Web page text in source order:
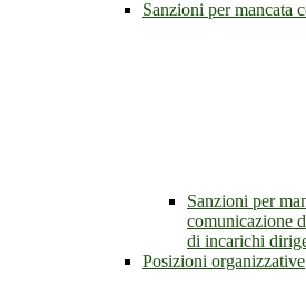
Sanzioni per mancata
Sanzioni per
comunicazione
di incarichi
Posizioni organizzative